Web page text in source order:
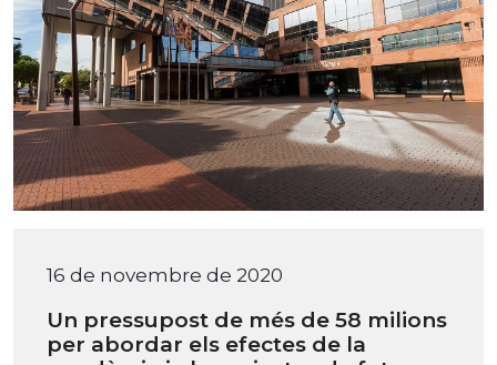
16 de novembre de 2020
Un pressupost de més de 58 milions
per abordar els efectes de la